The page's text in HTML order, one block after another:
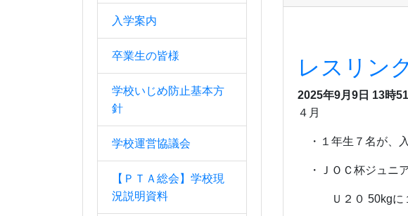
入学案内
卒業生の皆様
学校いじめ防止基本方
針
学校運営協議会
【ＰＴＡ総会】学校現
況説明資料
レスリン
2025年9月9日 13時
４月
・１年
・ＪＯＣ杯ジュニ
Ｕ２０ 50kgに１